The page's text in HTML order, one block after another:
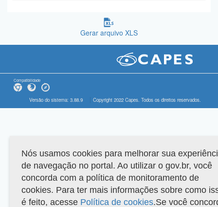
Gerar arquivo XLS
Compatibilidade
Versão do sistema: 3.88.9 Copyright 2022 Capes. Todos os direitos reservados.
Nós usamos cookies para melhorar sua
de navegação no portal. Ao utilizar o gov.br, você
concorda com a política de monitoramento de
cookies. Para ter mais informações sobre como
é feito, acesse Política de cookies.Se você